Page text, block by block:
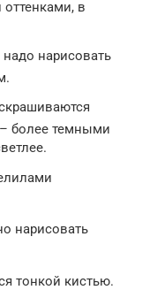
в
нарисовать
более темными
нарисовать
тонкой кистью.